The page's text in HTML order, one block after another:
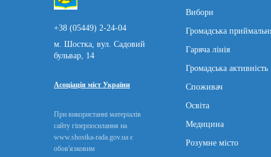
+38 (05449) 2-24-04
м. Шостка, вул. Садовий
бульвар, 14
Асоціація міст України
При використанні матеріалів
сайту гіперпосилання на
www.shostka-rada.gov.ua є
обов'язковим
Вибори
Громадська
Гаряча лінія
Громадська активність
Споживач
Освіта
Медицина
Розумне місто